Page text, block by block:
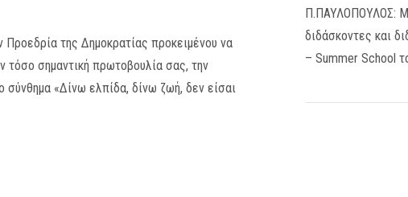
της Δημοκρατίας προκειμένου να
σημαντική πρωτοβουλία σας, την
«Δίνω ελπίδα, δίνω ζωή, δεν είσαι
Π.ΠΑΥΛΟΠΟΥΛΟΣ: Με
διδάσκοντες και
– Summer School